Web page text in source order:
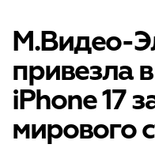
М.Видео-
привезла
iPhone 17
мирового